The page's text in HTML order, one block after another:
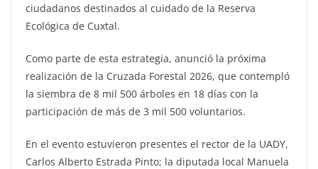
ciudadanos destinados al cuidado de la Reserva
Ecológica de Cuxtal.
Como parte de esta estrategia, anunció la próxima
realización de la Cruzada Forestal 2026, que contempló
la siembra de 8 mil 500 árboles en 18 días con la
participación de más de 3 mil 500 voluntarios.
En el evento estuvieron presentes el rector de la UADY,
Carlos Alberto Estrada Pinto; la diputada local Manuela